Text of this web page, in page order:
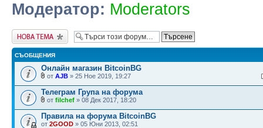
Модератор: Moderators
Публикувай нова
тема
СЪОБЩЕНИЯ
Онлайн магазин BitcoinBG
от AJB » 25 Ное 2019, 19:27
Телеграм Група на форума
от filchef » 08 Дек 2017, 18:20
Правила на форума BitcoinBG
от 2GOOD » 05 Юни 2013, 02:51